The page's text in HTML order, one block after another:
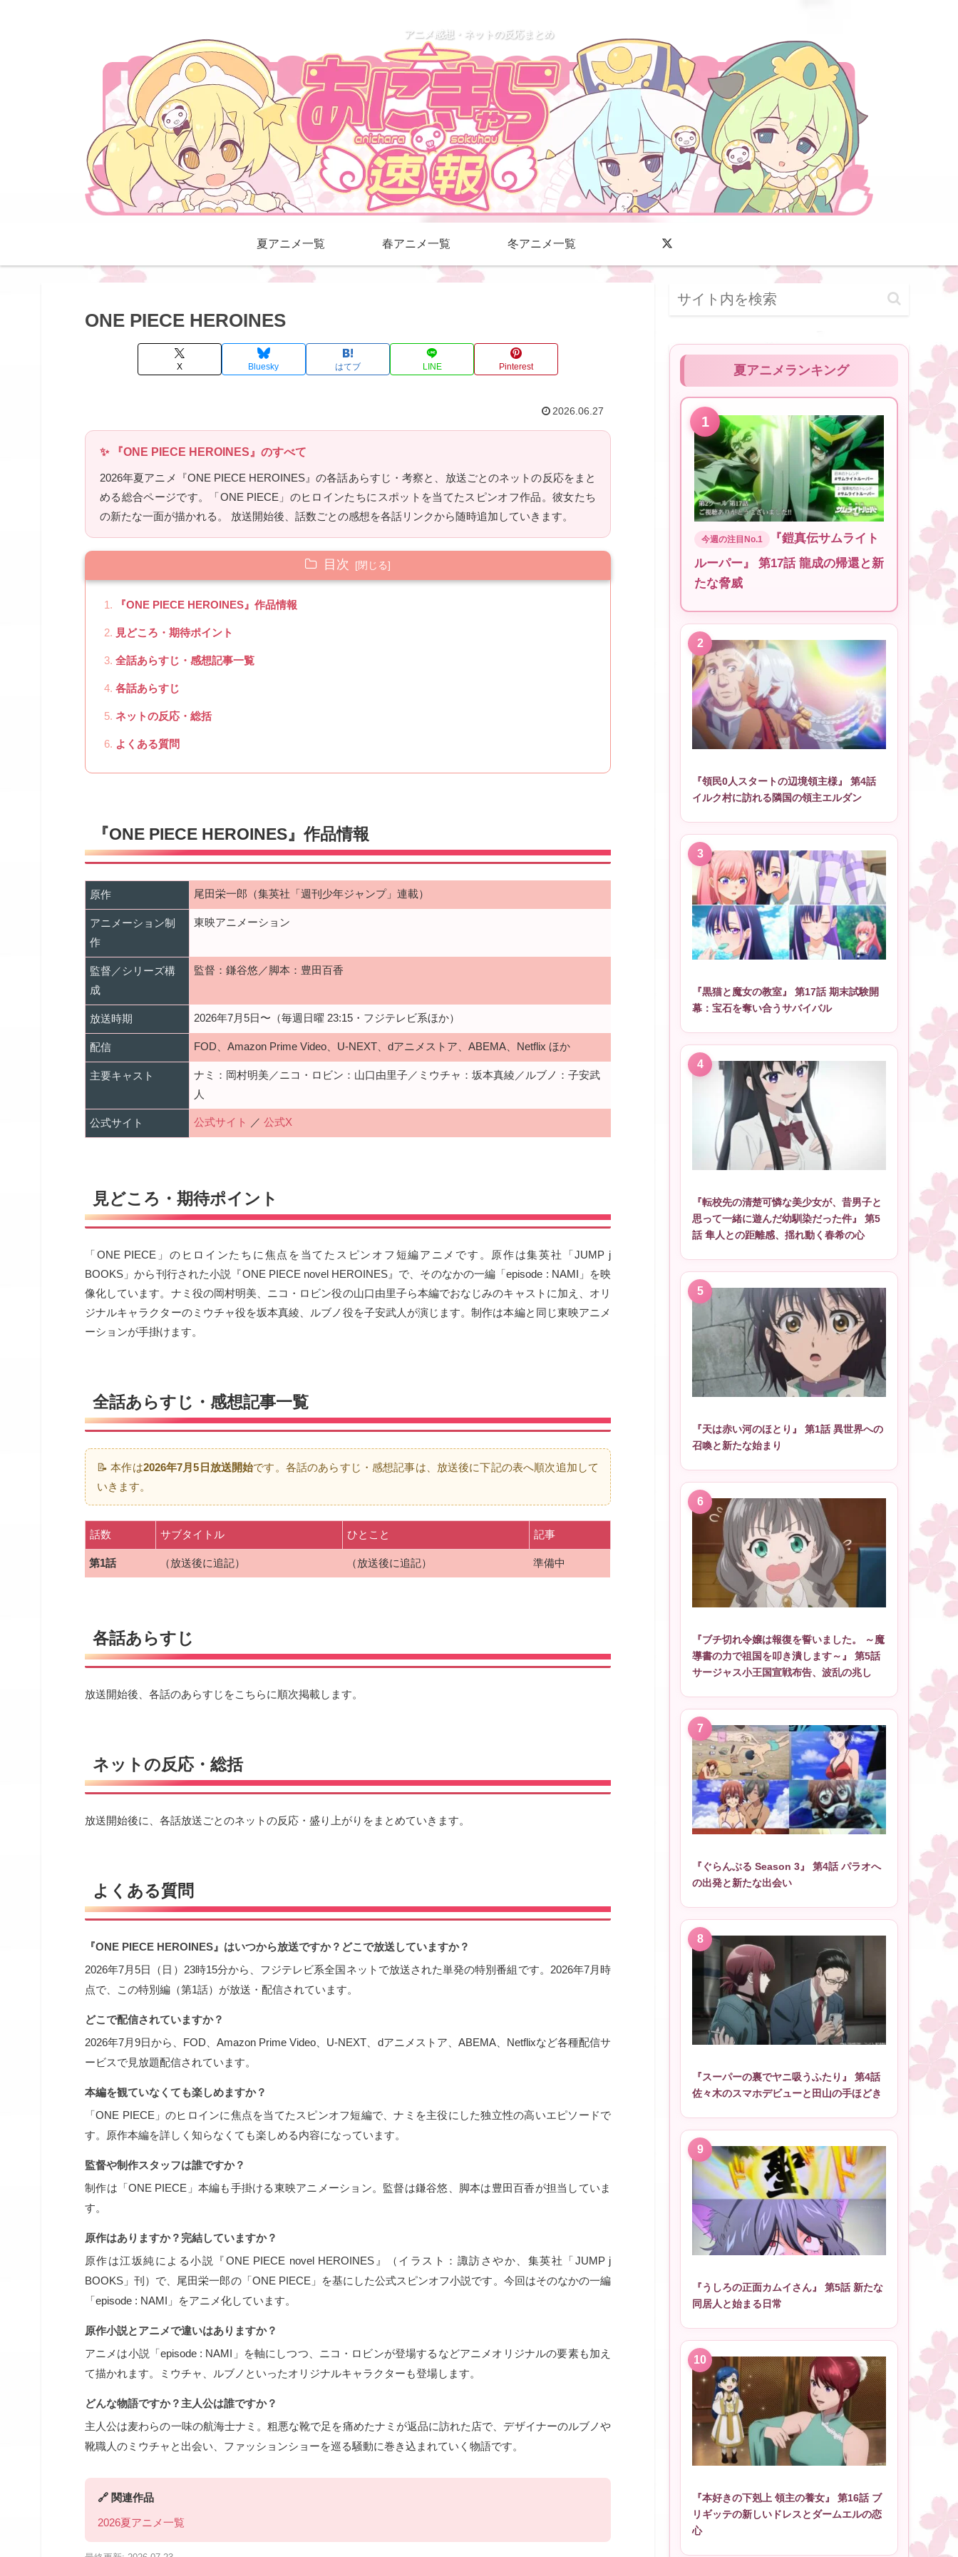
アニメ感想・ネットの反応まとめ
夏アニメ一覧 春アニメ一覧 冬アニメ一覧
ONE PIECE HEROINES
X Bluesky はてブ LINE Pinterest
2026.06.27
✨ 『ONE PIECE HEROINES』のすべて
2026年夏アニメ『ONE PIECE HEROINES』の各話あらすじ・考察と、放送ごとのネットの反応をまと
める総合ページです。「ONE PIECE」のヒロインたちにスポットを当てたスピンオフ作品。彼女たち
の新たな一面が描かれる。 放送開始後、話数ごとの感想を各話リンクから随時追加していきます。
目次
『ONE PIECE HEROINES』作品情報
見どころ・期待ポイント
全話あらすじ・感想記事一覧
各話あらすじ
ネットの反応・総括
よくある質問
『ONE PIECE HEROINES』作品情報
原作 尾田栄一郎（集英社「週刊少年ジャンプ」連載）
アニメーション制
作
東映アニメーション
監督／シリーズ構
成
監督：鎌谷悠／脚本：豊田百香
放送時期 2026年7月5日〜（毎週日曜 23:15・フジテレビ系ほか）
配信 FOD、Amazon Prime Video、U-NEXT、dアニメストア、ABEMA、Netflix ほか
主要キャスト
ナミ：岡村明美／ニコ・ロビン：山口由里子／ミウチャ：坂本真綾／ルブノ：子安武
人
公式サイト 公式サイト ／ 公式X
見どころ・期待ポイント
「ONE PIECE」のヒロインたちに焦点を当てたスピンオフ短編アニメです。原作は集英社「JUMP j
BOOKS」から刊行された小説『ONE PIECE novel HEROINES』で、そのなかの一編「episode : NAMI」を映
像化しています。ナミ役の岡村明美、ニコ・ロビン役の山口由里子ら本編でおなじみのキャストに加え、オリ
ジナルキャラクターのミウチャ役を坂本真綾、ルブノ役を子安武人が演じます。制作は本編と同じ東映アニメ
ーションが手掛けます。
全話あらすじ・感想記事一覧
📝 本作は2026年7月5日放送開始です。各話のあらすじ・感想記事は、放送後に下記の表へ順次追加して
いきます。
話数 サブタイトル ひとこと 記事
第1話 （放送後に追記） （放送後に追記） 準備中
各話あらすじ
放送開始後、各話のあらすじをこちらに順次掲載します。
ネットの反応・総括
放送開始後に、各話放送ごとのネットの反応・盛り上がりをまとめていきます。
よくある質問
『ONE PIECE HEROINES』はいつから放送ですか？どこで放送していますか？
2026年7月5日（日）23時15分から、フジテレビ系全国ネットで放送された単発の特別番組です。2026年7月時
点で、この特別編（第1話）が放送・配信されています。
どこで配信されていますか？
2026年7月9日から、FOD、Amazon Prime Video、U-NEXT、dアニメストア、ABEMA、Netflixなど各種配信サ
ービスで見放題配信されています。
本編を観ていなくても楽しめますか？
「ONE PIECE」のヒロインに焦点を当てたスピンオフ短編で、ナミを主役にした独立性の高いエピソードで
す。原作本編を詳しく知らなくても楽しめる内容になっています。
監督や制作スタッフは誰ですか？
制作は「ONE PIECE」本編も手掛ける東映アニメーション。監督は鎌谷悠、脚本は豊田百香が担当していま
す。
原作はありますか？完結していますか？
原作は江坂純による小説『ONE PIECE novel HEROINES』（イラスト：諏訪さやか、集英社「JUMP j
BOOKS」刊）で、尾田栄一郎の「ONE PIECE」を基にした公式スピンオフ小説です。今回はそのなかの一編
「episode : NAMI」をアニメ化しています。
原作小説とアニメで違いはありますか？
アニメは小説「episode : NAMI」を軸にしつつ、ニコ・ロビンが登場するなどアニメオリジナルの要素も加え
て描かれます。ミウチャ、ルブノといったオリジナルキャラクターも登場します。
どんな物語ですか？主人公は誰ですか？
主人公は麦わらの一味の航海士ナミ。粗悪な靴で足を痛めたナミが返品に訪れた店で、デザイナーのルブノや
靴職人のミウチャと出会い、ファッションショーを巡る騒動に巻き込まれていく物語です。
🔗 関連作品
2026夏アニメ一覧
夏アニメランキング
『鎧真伝サムライト
ルーパー』 第17話 龍成の帰還と新
たな脅威
『領民0人スタートの辺境領主様』 第4話
イルク村に訪れる隣国の領主エルダン
『黒猫と魔女の教室』 第17話 期末試験開
幕：宝石を奪い合うサバイバル
『転校先の清楚可憐な美少女が、昔男子と
思って一緒に遊んだ幼馴染だった件』 第5
話 隼人との距離感、揺れ動く春希の心
『天は赤い河のほとり』 第1話 異世界への
召喚と新たな始まり
『ブチ切れ令嬢は報復を誓いました。 ～魔
導書の力で祖国を叩き潰します～』 第5話
サージャス小王国宣戦布告、波乱の兆し
『ぐらんぶる Season 3』 第4話 パラオへ
の出発と新たな出会い
『スーパーの裏でヤニ吸うふたり』 第4話
佐々木のスマホデビューと田山の手ほどき
『うしろの正面カムイさん』 第5話 新たな
同居人と始まる日常
『本好きの下剋上 領主の養女』 第16話 ブ
リギッテの新しいドレスとダームエルの恋
心